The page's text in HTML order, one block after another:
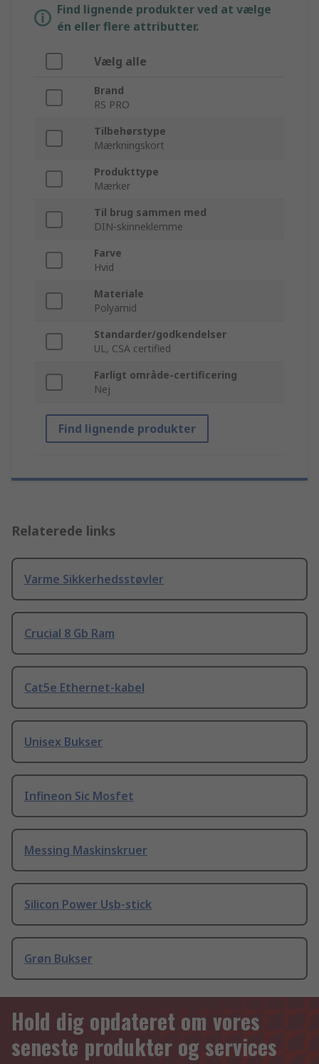
Find lignende produkter ved at vælge
én eller flere attributter.
Vælg alle
Brand
RS PRO
Tilbehørstype
Mærkningskort
Produkttype
Mærker
Til brug sammen med
DIN-skinneklemme
Farve
Hvid
Materiale
Polyamid
Standarder/godkendelser
UL, CSA certified
Farligt område-certificering
Nej
Find lignende produkter
Relaterede links
Varme Sikkerhedsstøvler
Crucial 8 Gb Ram
Cat5e Ethernet-kabel
Unisex Bukser
Infineon Sic Mosfet
Messing Maskinskruer
Silicon Power Usb-stick
Grøn Bukser
Hold dig opdateret om vores
seneste produkter og services